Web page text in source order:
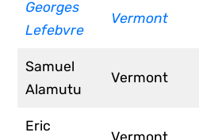
Georges
Lefebvre
Vermont
Samuel
Alamutu
Vermont
Eric